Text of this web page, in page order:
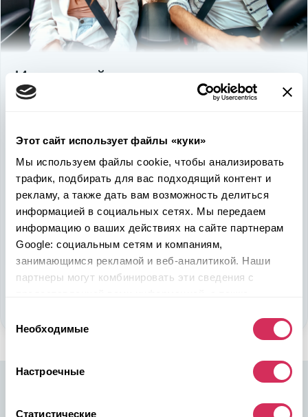
Этот сайт использует файлы «куки»
Мы используем файлы cookie, чтобы анализировать
трафик, подбирать для вас подходящий контент и
рекламу, а также дать вам возможность делиться
информацией в социальных сетях. Мы передаем
информацию о ваших действиях на сайте партнерам
Google: социальным сетям и компаниям,
занимающимся рекламой и веб-аналитикой. Наши
партнеры могут комбинировать эти сведения с
вами их сервисов.
согласия
Необходимые
Настроечные
Статистические
Используйте
возможность
быть в выигрыше
откроет перед вами дополнительные перспективы. Кроме
ожидаемого результата, вы получите реальные выгоды.
Внедрение Американского стандарта на авторынке
казахстанцев, чтобы реализовать свой потенциал в
полную силу.
Подобрать авто